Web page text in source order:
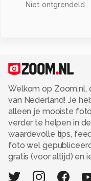
Niet ontgrendeld
Welkom op
van Nederland! Je
alleen je mooiste
verder te helpen in
waardevolle tips,
foto wel
gratis (voor altijd) en